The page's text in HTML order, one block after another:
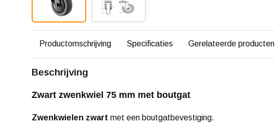
Productomschrijving Specificaties Gerelateerde producten
Beschrijving
Zwart zwenkwiel 75 mm met boutgat
Zwenkwielen zwart met een boutgatbevestiging.